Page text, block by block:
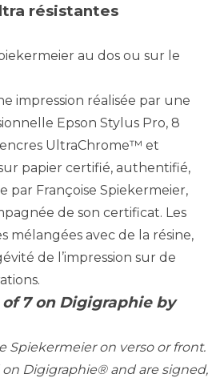
résistantes
au dos ou sur le
impression réalisée par une
Epson Stylus Pro, 8
UltraChrome™ et
papier certifié, authentifié,
par Françoise Spiekermeier,
de son certificat. Les
mélangées avec de la résine,
de l’impression sur de
7 on Digigraphie by
Spiekermeier on verso or front.
Digigraphie® and are signed,